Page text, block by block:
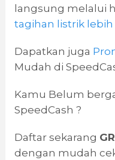
langsung melalui
tagihan listrik
Dapatkan juga
Mudah di
Kamu Belum
SpeedCash ?
Daftar sekarang
dengan mudah